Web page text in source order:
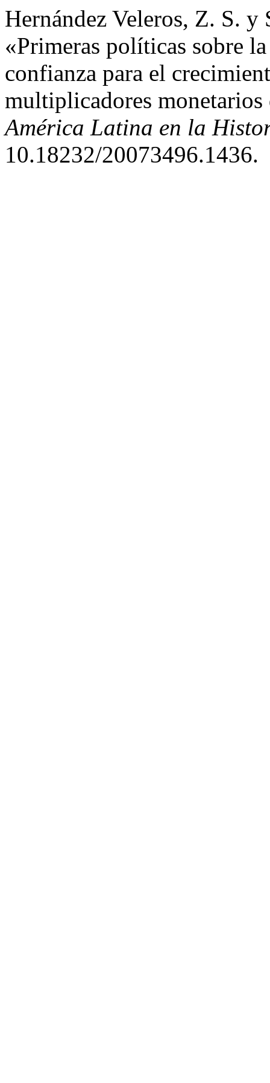
Hernández Veleros, Z. S. y
«Primeras políticas sobre
confianza para el
multiplicadores
América Latina en la
10.18232/20073496.1436.